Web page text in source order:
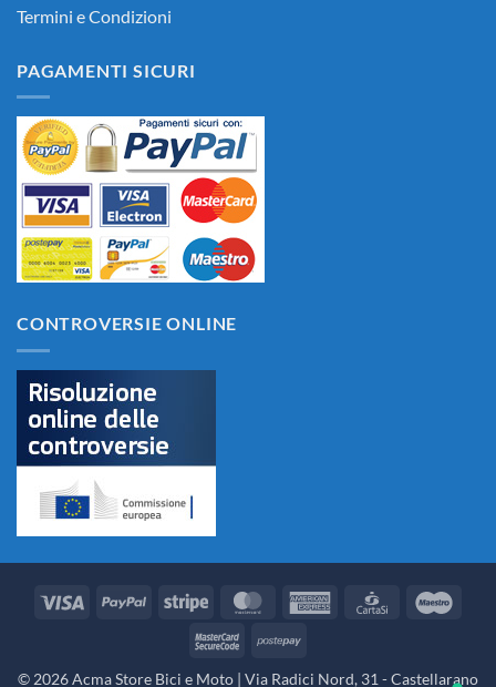
Termini e Condizioni
PAGAMENTI SICURI
CONTROVERSIE ONLINE
Visa PayPal Stripe MasterCardAmerican
CartaSi
MasterCardPostepay
© 2026 Acma Store Bici e Moto | Via Radici Nord, 31 - Castellarano